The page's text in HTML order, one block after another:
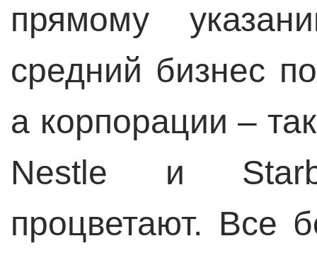
прямому
средний бизнес
а корпорации –
Nestle и
процветают. Все